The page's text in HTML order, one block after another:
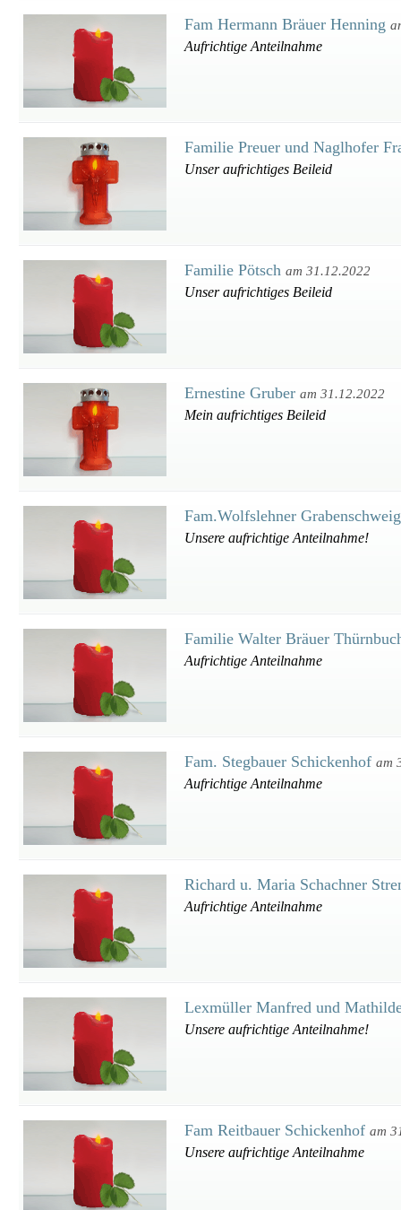
Fam Hermann Bräuer Henning
Aufrichtige Anteilnahme
Familie Preuer und Naglhofer
Unser aufrichtiges Beileid
Familie Pötsch am 31.12.2022
Unser aufrichtiges Beileid
Ernestine Gruber am 31.12.2022
Mein aufrichtiges Beileid
Fam.Wolfslehner
Unsere aufrichtige Anteilnahme!
Familie Walter Bräuer
Aufrichtige Anteilnahme
Fam. Stegbauer Schickenhof am
Aufrichtige Anteilnahme
Richard u. Maria Schachner
Aufrichtige Anteilnahme
Lexmüller Manfred und
Unsere aufrichtige Anteilnahme!
Fam Reitbauer Schickenhof am
Unsere aufrichtige Anteilnahme